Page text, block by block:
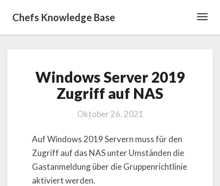
Chefs Knowledge Base
Server
2019
Zugriff
NAS
Windows Server 2019
Zugriff auf NAS
Oktober 26, 2021
Auf Windows 2019 Servern muss für den
Zugriff auf das NAS unter Umständen die
Gastanmeldung über die Gruppenrichtlinie
aktiviert werden.